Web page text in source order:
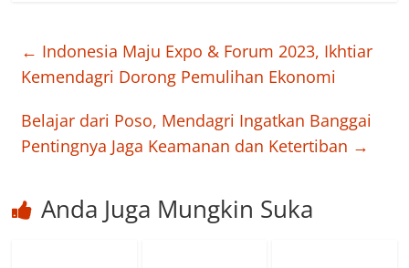
← Indonesia Maju Expo & Forum 2023, Ikhtiar
Kemendagri Dorong Pemulihan Ekonomi
Belajar dari Poso, Mendagri Ingatkan Banggai
Pentingnya Jaga Keamanan dan Ketertiban →
Anda Juga Mungkin Suka